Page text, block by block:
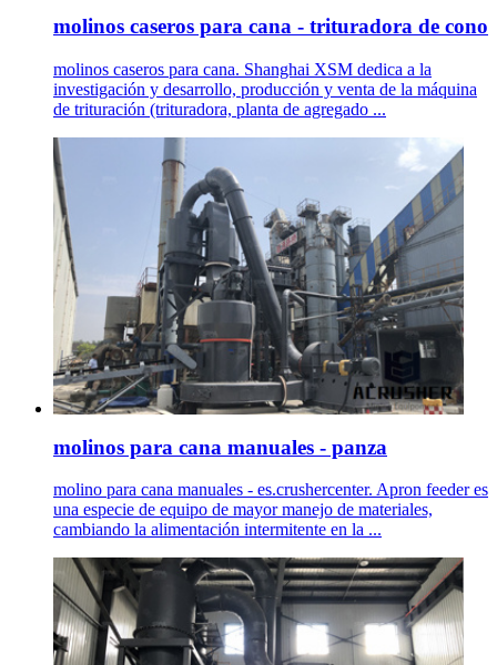
molinos caseros para cana - trituradora de cono
molinos caseros para cana. Shanghai XSM dedica a la
investigación y desarrollo, producción y venta de la máquina
de trituración (trituradora, planta de agregado ...
molinos para cana manuales - panza
molino para cana manuales - es.crushercenter. Apron feeder es
una especie de equipo de mayor manejo de materiales,
cambiando la alimentación intermitente en la ...